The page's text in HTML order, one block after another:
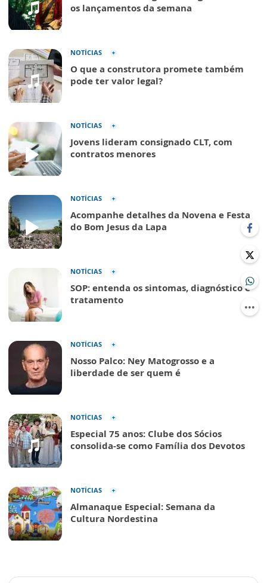
os lançamentos da semana
NOTÍCIAS
O que a construtora promete também
pode ter valor legal?
NOTÍCIAS
Jovens lideram consignado CLT, com
contratos menores
NOTÍCIAS
Acompanhe detalhes da Novena e Festa
do Bom Jesus da Lapa
NOTÍCIAS
SOP: entenda os sintomas, diagnóstico e
tratamento
NOTÍCIAS
Nosso Palco: Ney Matogrosso e a
liberdade de ser quem é
NOTÍCIAS
Especial 75 anos: Clube dos Sócios
consolida-se como Família dos Devotos
NOTÍCIAS
Almanaque Especial: Semana da
Cultura Nordestina